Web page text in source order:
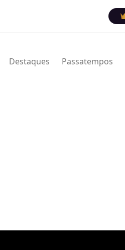
Destaques Passatempos